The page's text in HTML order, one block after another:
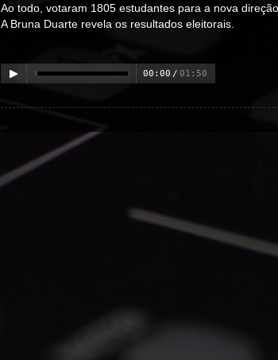
Ao todo, votaram 1805 estudantes para a nova
A Bruna Duarte revela os resultados eleitorais.
00:00 / 01:50
00:00 / 00:00